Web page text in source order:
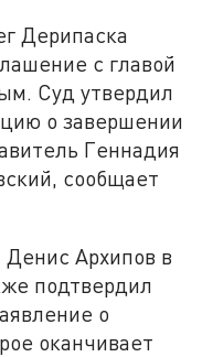
Дерипаска
с главой
Суд утвердил
о завершении
Геннадия
сообщает
Архипов в
подтвердил
о
оканчивает